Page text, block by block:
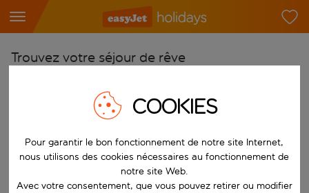
Trouvez votre séjour de rêve
Choisissez votre aéroport
Commencez à taper pour la saisie automatique. Lorsque les
Choisissez votre destination
Vers
Quand
COOKIES
Pour garantir le bon fonctionnement de notre site Internet,
nous utilisons des cookies nécessaires au fonctionnement de
notre site Web.
Avec votre consentement, que vous pouvez retirer ou modifier